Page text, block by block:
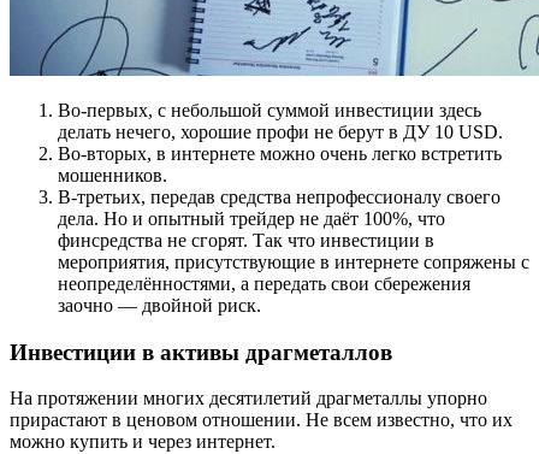
Во-первых, с небольшой суммой инвестиции здесь
делать нечего, хорошие профи не берут в ДУ 10 USD.
Во-вторых, в интернете можно очень легко встретить
мошенников.
В-третьих, передав средства непрофессионалу своего
дела. Но и опытный трейдер не даёт 100%, что
финсредства не сгорят. Так что инвестиции в
мероприятия, присутствующие в интернете сопряжены с
неопределённостями, а передать свои сбережения
заочно — двойной риск.
Инвестиции в активы драгметаллов
На протяжении многих десятилетий драгметаллы упорно
прирастают в ценовом отношении. Не всем известно, что их
можно купить и через интернет.